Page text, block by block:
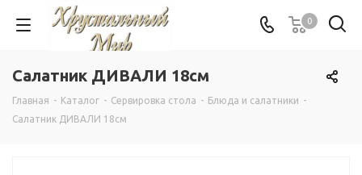
0
Салатник ДИВАЛИ 18см
Главная - Каталог - Сервировка стола - Блюда и салатники -
Салатник ДИВАЛИ 18см